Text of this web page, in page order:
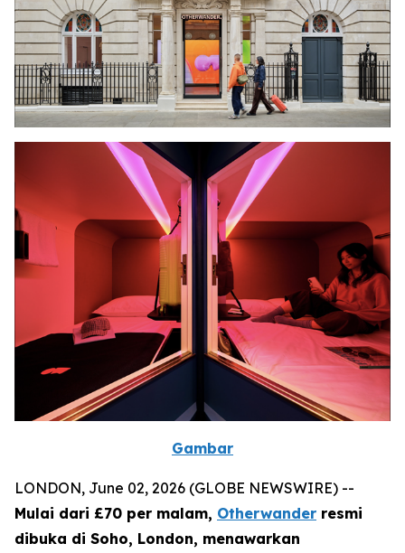
Gambar
LONDON, June 02, 2026 (GLOBE NEWSWIRE) --
Mulai dari £70 per malam, Otherwander resmi
dibuka di Soho, London, menawarkan